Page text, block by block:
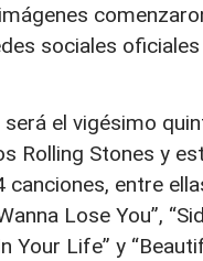
sociales
será el vigésimo
Rolling Stones y
entre
Lose You”,
Your Life” y